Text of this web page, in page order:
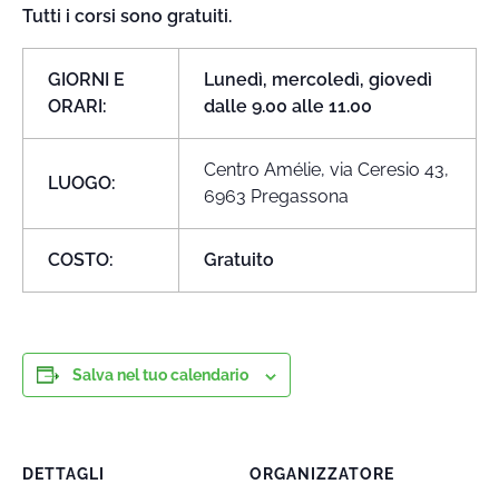
Tutti i corsi sono gratuiti.
GIORNI E
ORARI:
Lunedì, mercoledì, giovedì
dalle 9.00 alle 11.00
LUOGO:
Centro Amélie, via Ceresio 43,
6963 Pregassona
COSTO: Gratuito
Salva nel tuo calendario
DETTAGLI
ORGANIZZATORE